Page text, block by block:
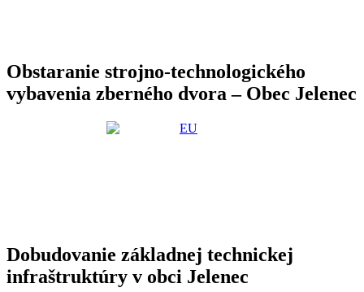
Obstaranie strojno-technologického
vybavenia zberného dvora – Obec Jelenec
Dobudovanie základnej technickej
infraštruktúry v obci Jelenec